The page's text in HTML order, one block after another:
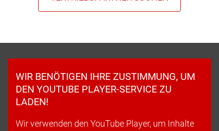
WIR BENÖTIGEN IHRE ZUSTIMMUNG, UM
DEN YOUTUBE PLAYER-SERVICE ZU
LADEN!
Wir verwenden den YouTube Player, um Inhalte